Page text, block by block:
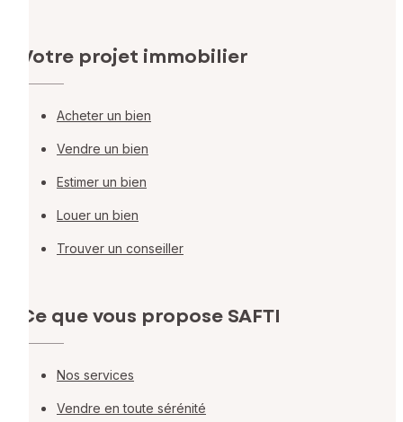
Votre projet immobilier
Acheter un bien
Vendre un bien
Estimer un bien
Louer un bien
Trouver un conseiller
Ce que vous propose SAFTI
Nos services
Vendre en toute sérénité